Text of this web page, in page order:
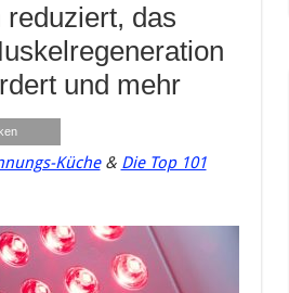
das
und mehr
Küche& Die Top 101